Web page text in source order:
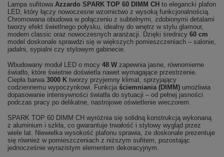
Lampa sufitowa Azzardo SPARK TOP 60 DIMM CH to elegancki plafon
LED, który łączy nowoczesne wzornictwo z wysoką funkcjonalnością.
Chromowana obudowa w połączeniu z subtelnymi, zdobionymi detalami
tworzy efekt świetlnego połysku, idealny do wnętrz w stylu glamour,
modern classic oraz nowoczesnych aranżacji. Dzięki średnicy 60 cm
model doskonale sprawdzi się w większych pomieszczeniach – salonie,
jadalni, sypialni czy stylowym gabinecie.
Wbudowany moduł LED o mocy 48 W zapewnia jasne, równomierne
światło, które świetnie doświetla nawet wymagające przestrzenie.
Ciepła barwa 3000 K tworzy przyjemny klimat, sprzyjający
codziennemu wypoczynkowi. Funkcja ściemniania (DIMM) umożliwia
dopasowanie intensywności światła do sytuacji – od pełnej jasności
podczas pracy po delikatne, nastrojowe oświetlenie wieczorem.
SPARK TOP 60 DIMM CH wyróżnia się solidną konstrukcją wykonaną
z aluminium i szkła, co gwarantuje trwałość i stylowy wygląd przez
wiele lat. Niewielka wysokość plafonu sprawia, że doskonale prezentuje
się również w pomieszczeniach z niższym sufitem, pozostając
jednocześnie wyrazistym elementem dekoracyjnym.